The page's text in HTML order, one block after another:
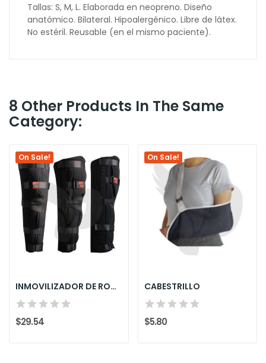
Tallas: S, M, L. Elaborada en neopreno. Diseño
anatómico. Bilateral. Hipoalergénico. Libre de látex.
No estéril. Reusable (en el mismo paciente).
8 Other Products In The Same
Category:
On Sale!
INMOVILIZADOR DE RODILLA
$29.54
On Sale!
CABESTRILLO
$5.80